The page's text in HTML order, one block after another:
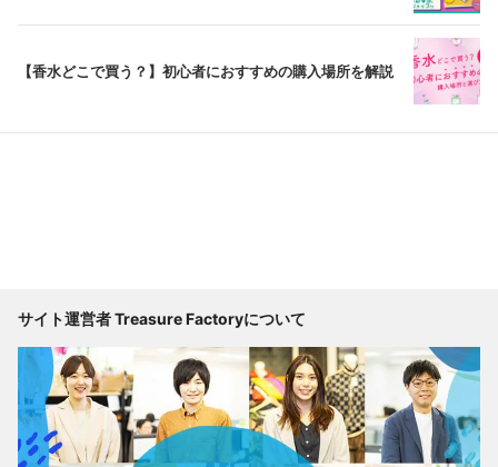
【香水どこで買う？】初心者におすすめの購入場所を解説
サイト運営者 Treasure Factoryについて